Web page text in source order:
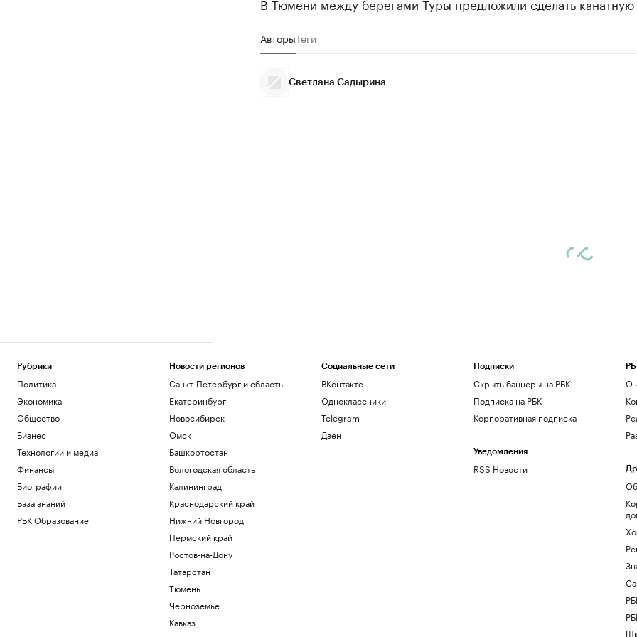
АвторыТеги
Светлана Садырина
Рубрики
Политика
Экономика
Общество
Бизнес
Технологии и медиа
Финансы
Биографии
База знаний
РБК Образование
Новости регионов
Санкт-Петербург и область
Екатеринбург
Новосибирск
Омск
Башкортостан
Вологодская область
Калининград
Краснодарский край
Нижний Новгород
Пермский край
Ростов-на-Дону
Татарстан
Тюмень
Черноземье
Кавказ
Социальные сети
ВКонтакте
Одноклассники
Telegram
Дзен
Подписки
Скрыть баннеры на РБК
Подписка на РБК
Корпоративная подписка
Уведомления
RSS Новости
О